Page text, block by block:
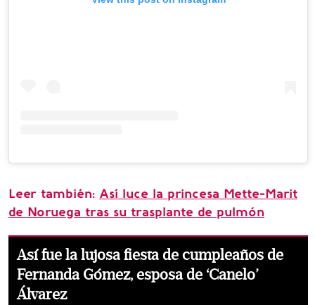
Leer también: Así luce la princesa Mette-Marit
de Noruega tras su trasplante de pulmón
Así fue la lujosa fiesta de cumpleaños de
Fernanda Gómez, esposa de ‘Canelo’
Álvarez